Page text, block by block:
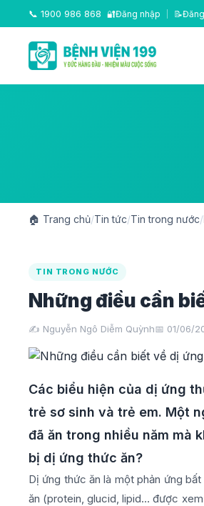
📞 1900 986 868 🔐Đăng nhập 📝
🏠 Trang chủ/Tin tức/Tin trong nước/
TIN TRONG NƯỚC
Những điều cần
✍️ Nguyễn Ngô Diễm Quỳnh📅 01/06/
Các biểu hiện của dị ứng
trẻ sơ sinh và trẻ em. Một
đã ăn trong nhiều năm mà
bị dị ứng thức ăn?
Dị ứng thức ăn là một phản ứng
ăn (protein, glucid, lipid… được